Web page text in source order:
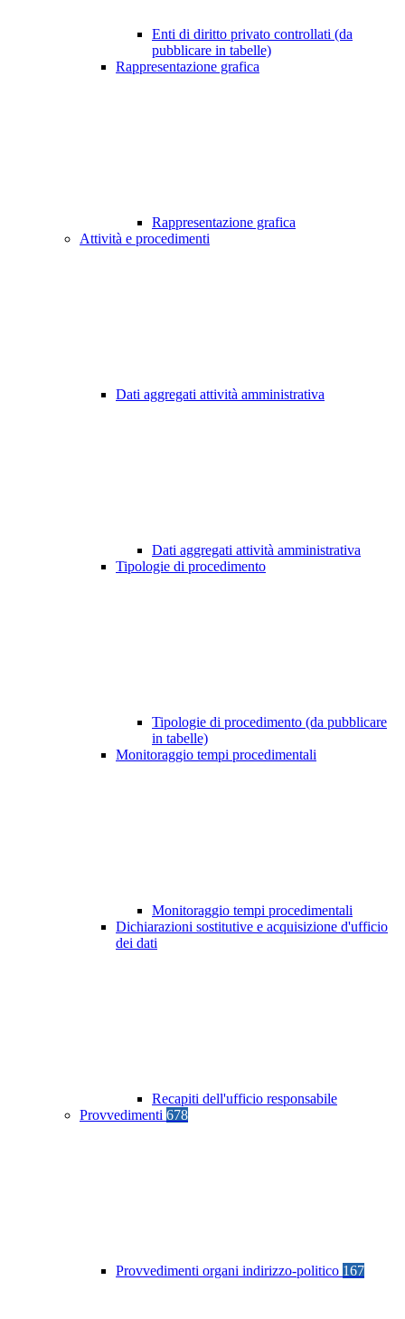
Enti di diritto privato controllati (da
pubblicare in tabelle)
Rappresentazione grafica
Rappresentazione grafica
Attività e procedimenti
Dati aggregati attività amministrativa
Dati aggregati attività amministrativa
Tipologie di procedimento
Tipologie di procedimento (da pubblicare
in tabelle)
Monitoraggio tempi procedimentali
Monitoraggio tempi procedimentali
Dichiarazioni sostitutive e acquisizione d'ufficio
dei dati
Recapiti dell'ufficio responsabile
Provvedimenti 678
Provvedimenti organi indirizzo-politico 167